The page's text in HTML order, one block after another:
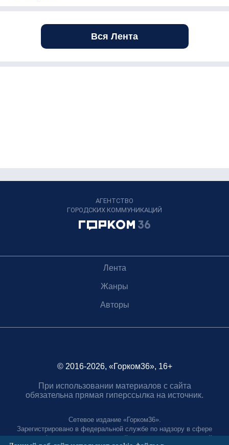
Вся Лента
АГЕНТСТВО
ГОРОДСКИХ КОММУНИКАЦИЙ
Лента
Жанры
Авторы
© 2016-2026, «Горком36», 16+
При использовании материалов с сайта
обязательна прямая гиперссылка на источник.
Сетевое издание «Горком36».
Зарегистрировано в федеральной службе по надзору в сфере
связи, информационных технологий и массовых коммуникаций.